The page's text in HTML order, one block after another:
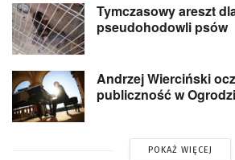
Tymczasowy areszt
pseudohodowli psów
Andrzej Wierciński
publiczność w
POKAŻ WIĘCEJ